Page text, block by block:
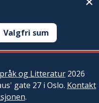
Valgfri sum
og Litteratur2026
gate 27 i Oslo. Kontakt
.